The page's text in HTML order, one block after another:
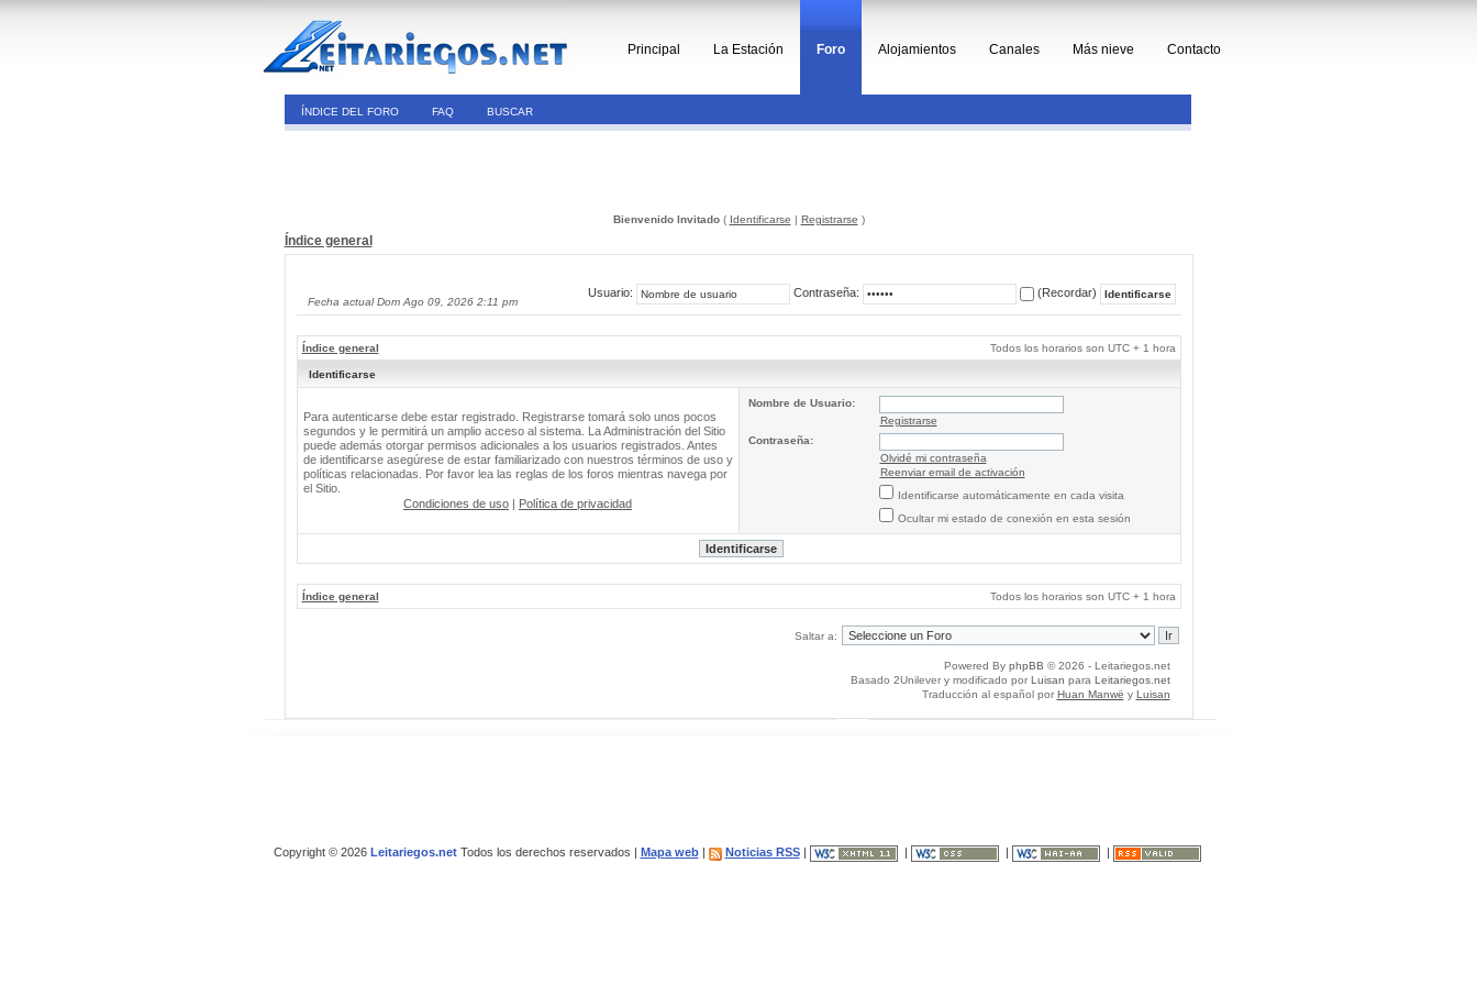
Principal La Estación Foro Alojamientos Canales Más nieve Contacto
ÍNDICE DEL FORO FAQ BUSCAR
Bienvenido Invitado( Identificarse | Registrarse )
Índice general
Fecha actual Dom Ago 09, 2026 2:11 pm
Usuario: Contraseña: (Recordar)
Índice general Todos los horarios son UTC + 1 hora
Identificarse
Para autenticarse debe estar registrado. Registrarse tomará solo unos pocos
segundos y le permitirá un amplio acceso al sistema. La Administración del Sitio
puede además otorgar permisos adicionales a los usuarios registrados. Antes
de identificarse asegúrese de estar familiarizado con nuestros términos de uso y
políticas relacionadas. Por favor lea las reglas de los foros mientras navega por
el Sitio.
Condiciones de uso | Política de privacidad
Nombre de Usuario:
Registrarse
Contraseña:
Olvidé mi contraseña
Reenviar email de activación
Identificarse automáticamente en cada visita
Ocultar mi estado de conexión en esta sesión
Índice general Todos los horarios son UTC + 1 hora
Saltar a:
Powered By phpBB © 2026 - Leitariegos.net
Basado 2Unilever y modificado por Luisan para Leitariegos.net
Traducción al español por Huan Manwë y Luisan
Copyright © 2026 Leitariegos.netTodos los derechos reservados | Mapa web| Noticias RSS|